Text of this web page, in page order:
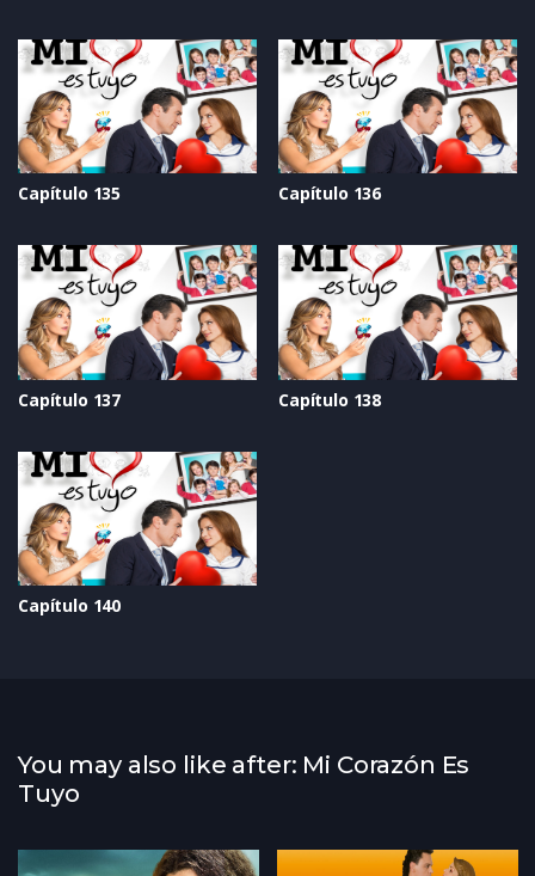
Capítulo 135 Capítulo 136
Capítulo 137 Capítulo 138
Capítulo 140
You may also like after: Mi Corazón Es
Tuyo